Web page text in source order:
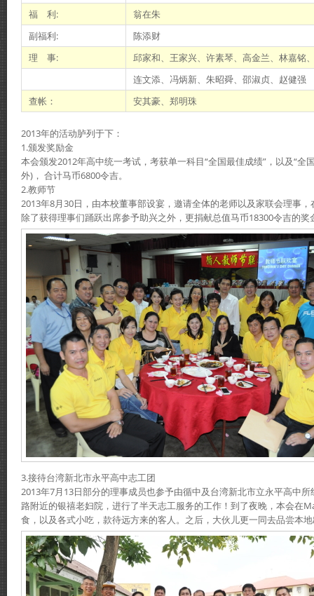
福 利:
翁在朱
副福利:
陈添财
理 事:
邱家和、王家兴、许素琴、高金兰、林嘉铭
连文添、冯炳新、朱昭舜、邵淑贞、赵健强
查帐：
安其豪、郑明珠
2013年的活动胪列于下：
1.颁发奖励金
本会颁发2012年高中统一考试，考获单一科目“全国最佳成绩”，以及“全
外)， 合计马币6800令吉。
2.教师节
2013年8月30日，由本校董事部设宴，邀请全体的老师以及家联会理事
除了获得理事们踊跃出席参予助兴之外，更捐献总值马币18300令吉的
3.接待台湾新北市永平高中志工团
2013年7月13日部分的理事成员也参予由循中及台湾新北市立永平高中
路附近的银禧老妇院，进行了半天志工服务的工作！到了夜晚，本会在
食，以及各式小吃，款待远方来的客人。之后，大伙儿更一同去品尝本